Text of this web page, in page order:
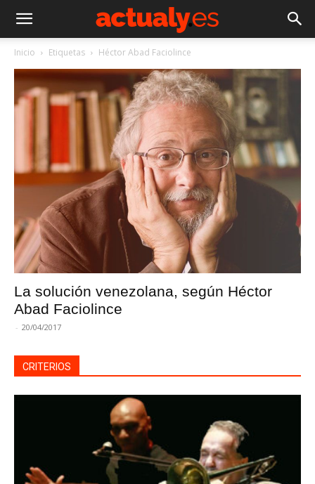
Inicio Etiquetas Héctor Abad Faciolince
La solución venezolana, según Héctor
Abad Faciolince
- 20/04/2017
CRITERIOS